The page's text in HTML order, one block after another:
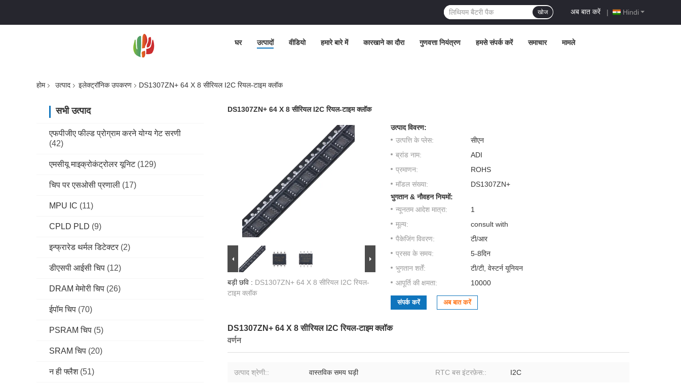
Hindi
अब बात करें |
खोज
घर उत्पादों वीडियो हमारे बारे में कारखाने का दौरा गुणवत्ता नियंत्रण हमसे संपर्क करें समाचार मामले
होम उत्पाद इलेक्ट्रॉनिक उपकरण DS1307ZN+ 64 X 8 सीरियल I2C रियल-टाइम क्लॉक
सभी उत्पाद
एफपीजीए फील्ड प्रोग्राम करने योग्य गेट सरणी
(42)
एमसीयू माइक्रोकंट्रोलर यूनिट (129)
चिप पर एसओसी प्रणाली (17)
MPU IC (11)
CPLD PLD (9)
इन्फ्रारेड थर्मल डिटेक्टर (2)
डीएसपी आईसी चिप (12)
DRAM मेमोरी चिप (26)
ईपॉम चिप (70)
PSRAM चिप (5)
SRAM चिप (20)
न ही फ्लैश (51)
DS1307ZN+ 64 X 8 सीरियल I2C रियल-टाइम क्लॉक
बड़ी छवि : DS1307ZN+ 64 X 8 सीरियल I2C रियल-
टाइम क्लॉक
उत्पाद विवरण:
उत्पत्ति के प्लेस:
सीएन
ब्रांड नाम:
ADI
प्रमाणन:
ROHS
मॉडल संख्या:
DS1307ZN+
भुगतान & नौवहन नियमों:
न्यूनतम आदेश मात्रा:
1
मूल्य:
consult with
पैकेजिंग विवरण:
टी/आर
प्रसव के समय:
5-8दिन
भुगतान शर्तें:
टी/टी, वेस्टर्न यूनियन
आपूर्ति की क्षमता:
10000
संपर्क करें अब बात करें
DS1307ZN+ 64 X 8 सीरियल I2C रियल-टाइम क्लॉक
वर्णन
उत्पाद श्रेणी:: वास्तविक समय घड़ी RTC बस इंटरफ़ेस:: I2C